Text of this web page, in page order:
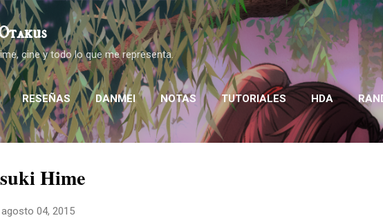
Ir al contenido principal
cine y todo lo que me representa.
RESEÑAS DANMEI NOTAS TUTORIALES HDA
Hime
agosto 04, 2015